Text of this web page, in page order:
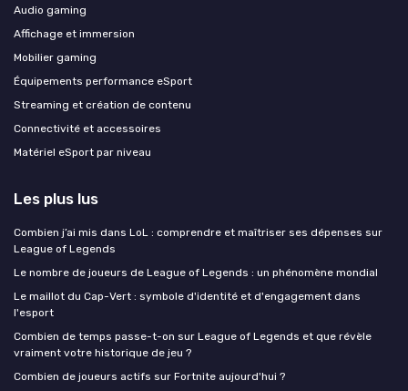
Audio gaming
Affichage et immersion
Mobilier gaming
Équipements performance eSport
Streaming et création de contenu
Connectivité et accessoires
Matériel eSport par niveau
Les plus lus
Combien j’ai mis dans LoL : comprendre et maîtriser ses dépenses sur
League of Legends
Le nombre de joueurs de League of Legends : un phénomène mondial
Le maillot du Cap-Vert : symbole d'identité et d'engagement dans
l'esport
Combien de temps passe-t-on sur League of Legends et que révèle
vraiment votre historique de jeu ?
Combien de joueurs actifs sur Fortnite aujourd'hui ?